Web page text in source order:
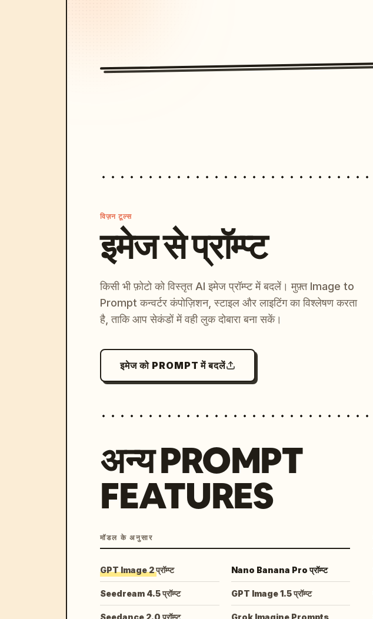
विज़न टूल्स
इमेज से प्रॉम्प्ट
किसी भी फ़ोटो को विस्तृत AI इमेज प्रॉम्प्ट में बदलें। मुफ़्त Image to
Prompt कन्वर्टर कंपोज़िशन, स्टाइल और लाइटिंग का विश्लेषण करता
है, ताकि आप सेकंडों में वही लुक दोबारा बना सकें।
इमेज को PROMPT में बदलें
अन्य PROMPT
FEATURES
मॉडल के अनुसार
GPT Image 2 प्रॉम्प्ट Nano Banana Pro प्रॉम्प्ट
Seedream 4.5 प्रॉम्प्ट GPT Image 1.5 प्रॉम्प्ट
Seedance 2.0 प्रॉम्प्ट Grok Imagine Prompts